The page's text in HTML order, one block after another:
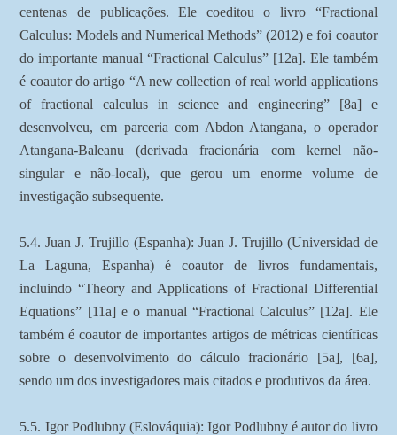
centenas de publicações. Ele coeditou o livro “Fractional
Calculus: Models and Numerical Methods” (2012) e foi coautor
do importante manual “Fractional Calculus” [12a]. Ele também
é coautor do artigo “A new collection of real world applications
of fractional calculus in science and engineering” [8a] e
desenvolveu, em parceria com Abdon Atangana, o operador
Atangana-Baleanu (derivada fracionária com kernel não-
singular e não-local), que gerou um enorme volume de
investigação subsequente.
5.4. Juan J. Trujillo (Espanha): Juan J. Trujillo (Universidad de
La Laguna, Espanha) é coautor de livros fundamentais,
incluindo “Theory and Applications of Fractional Differential
Equations” [11a] e o manual “Fractional Calculus” [12a]. Ele
também é coautor de importantes artigos de métricas científicas
sobre o desenvolvimento do cálculo fracionário [5a], [6a],
sendo um dos investigadores mais citados e produtivos da área.
5.5. Igor Podlubny (Eslováquia): Igor Podlubny é autor do livro